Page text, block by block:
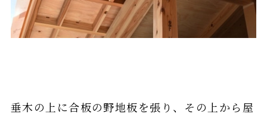
垂木の上に合板の野地板を張り、その上から屋